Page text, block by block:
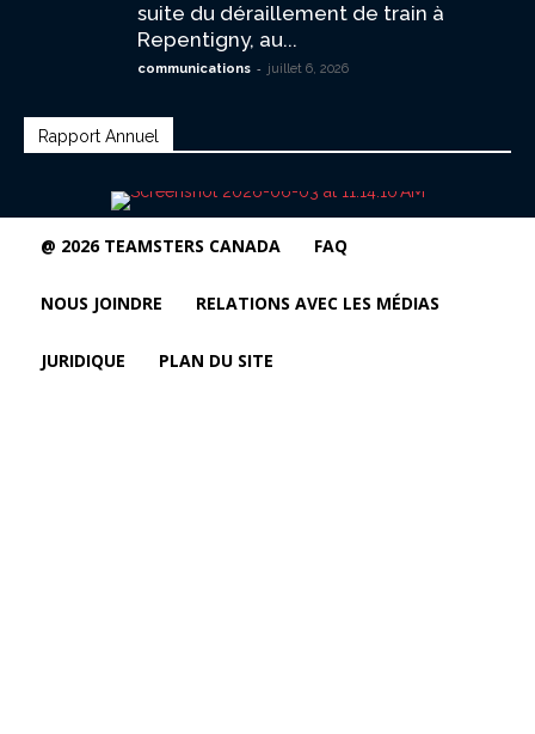
suite du déraillement de train à
Repentigny, au...
communications - juillet 6, 2026
Rapport Annuel
@ 2026 TEAMSTERS CANADA FAQ
NOUS JOINDRE RELATIONS AVEC LES MÉDIAS
JURIDIQUE PLAN DU SITE